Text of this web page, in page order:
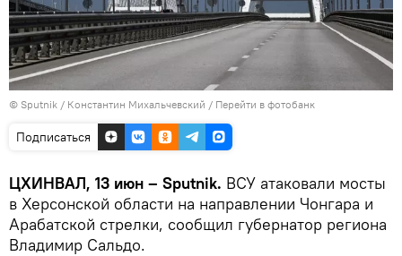
© Sputnik / Константин Михальчевский / Перейти в фотобанк
Подписаться
ЦХИНВАЛ, 13 июн – Sputnik. ВСУ атаковали мосты
в Херсонской области на направлении Чонгара и
Арабатской стрелки, сообщил губернатор региона
Владимир Сальдо.